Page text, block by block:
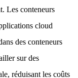
Les conteneurs
cloud
des conteneurs
sur des
réduisant les coûts